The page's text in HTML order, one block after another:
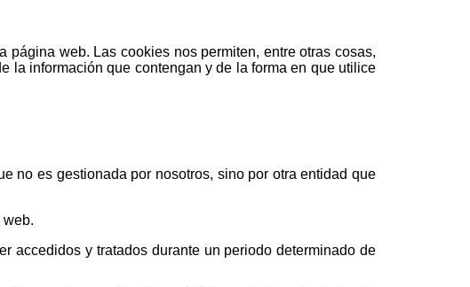
web. Las cookies nos permiten, entre otras cosas,
la información que contengan y de la forma en que utilice
no es gestionada por nosotros, sino por otra entidad que
web.
accedidos y tratados durante un periodo determinado de